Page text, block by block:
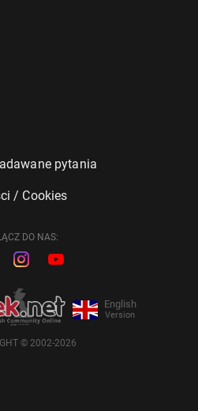
pytania
/ Cookies
DO NAS:
English
Version
© 2002-2026